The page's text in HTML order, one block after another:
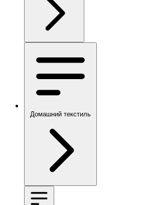
Домашний текстиль